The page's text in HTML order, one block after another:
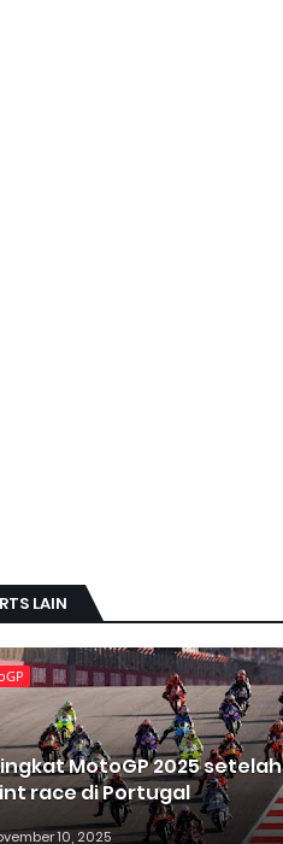
LAIN
MotoGP 2025 setelah
race di Portugal
10, 2025